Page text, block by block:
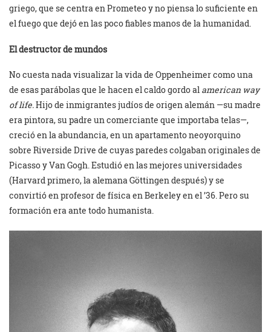
griego, que se centra en Prometeo y no piensa lo suficiente en
el fuego que dejó en las poco fiables manos de la humanidad.
El destructor de mundos
No cuesta nada visualizar la vida de Oppenheimer como una
de esas parábolas que le hacen el caldo gordo al american way
of life.Hijo de inmigrantes judíos de origen alemán —su madre
era pintora, su padre un comerciante que importaba telas—,
creció en la abundancia, en un apartamento neoyorquino
sobre Riverside Drive de cuyas paredes colgaban originales de
Picasso y Van Gogh. Estudió en las mejores universidades
(Harvard primero, la alemana Göttingen después) y se
convirtió en profesor de física en Berkeley en el ’36. Pero su
formación era ante todo humanista.